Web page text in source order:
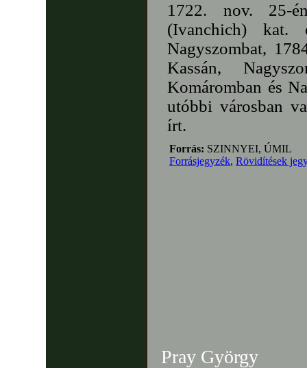
1722. nov. 25-
(Ivanchich) kat.
Nagyszombat,
Kassán,
Komáromban és
utóbbi városban
írt.
Forrás: SZINNYEI, ÚMIL
Forrásjegyzék, Rövidítések
Pray György